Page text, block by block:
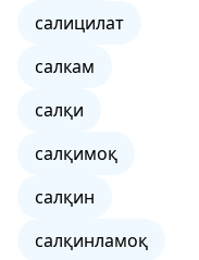
салицилат
салкам
салқи
салқимоқ
салқин
салқинламоқ